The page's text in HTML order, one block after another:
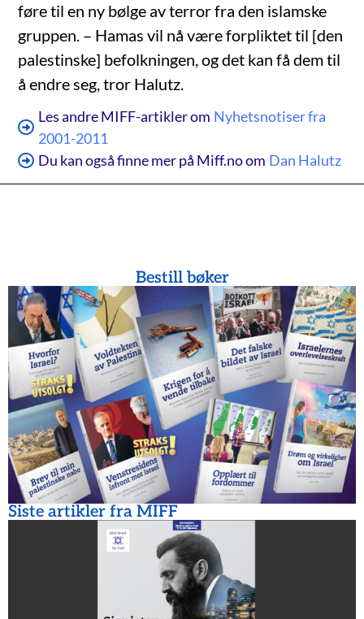
føre til en ny bølge av terror fra den islamske
gruppen. – Hamas vil nå være forpliktet til [den
palestinske] befolkningen, og det kan få dem til
å endre seg, tror Halutz.
Les andre MIFF-artikler om Nyhetsnotiser fra
2001-2011
Du kan også finne mer på Miff.no om Dan Halutz
Bestill bøker
Siste artikler fra MIFF